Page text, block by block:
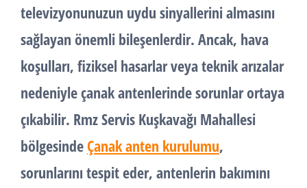
televizyonunuzun uydu sinyallerini almasını
sağlayan önemli bileşenlerdir. Ancak, hava
koşulları, fiziksel hasarlar veya teknik arızalar
nedeniyle çanak antenlerinde sorunlar ortaya
çıkabilir. Rmz Servis Kuşkavağı Mahallesi
bölgesinde Çanak anten kurulumu,
sorunlarını tespit eder, antenlerin bakımını